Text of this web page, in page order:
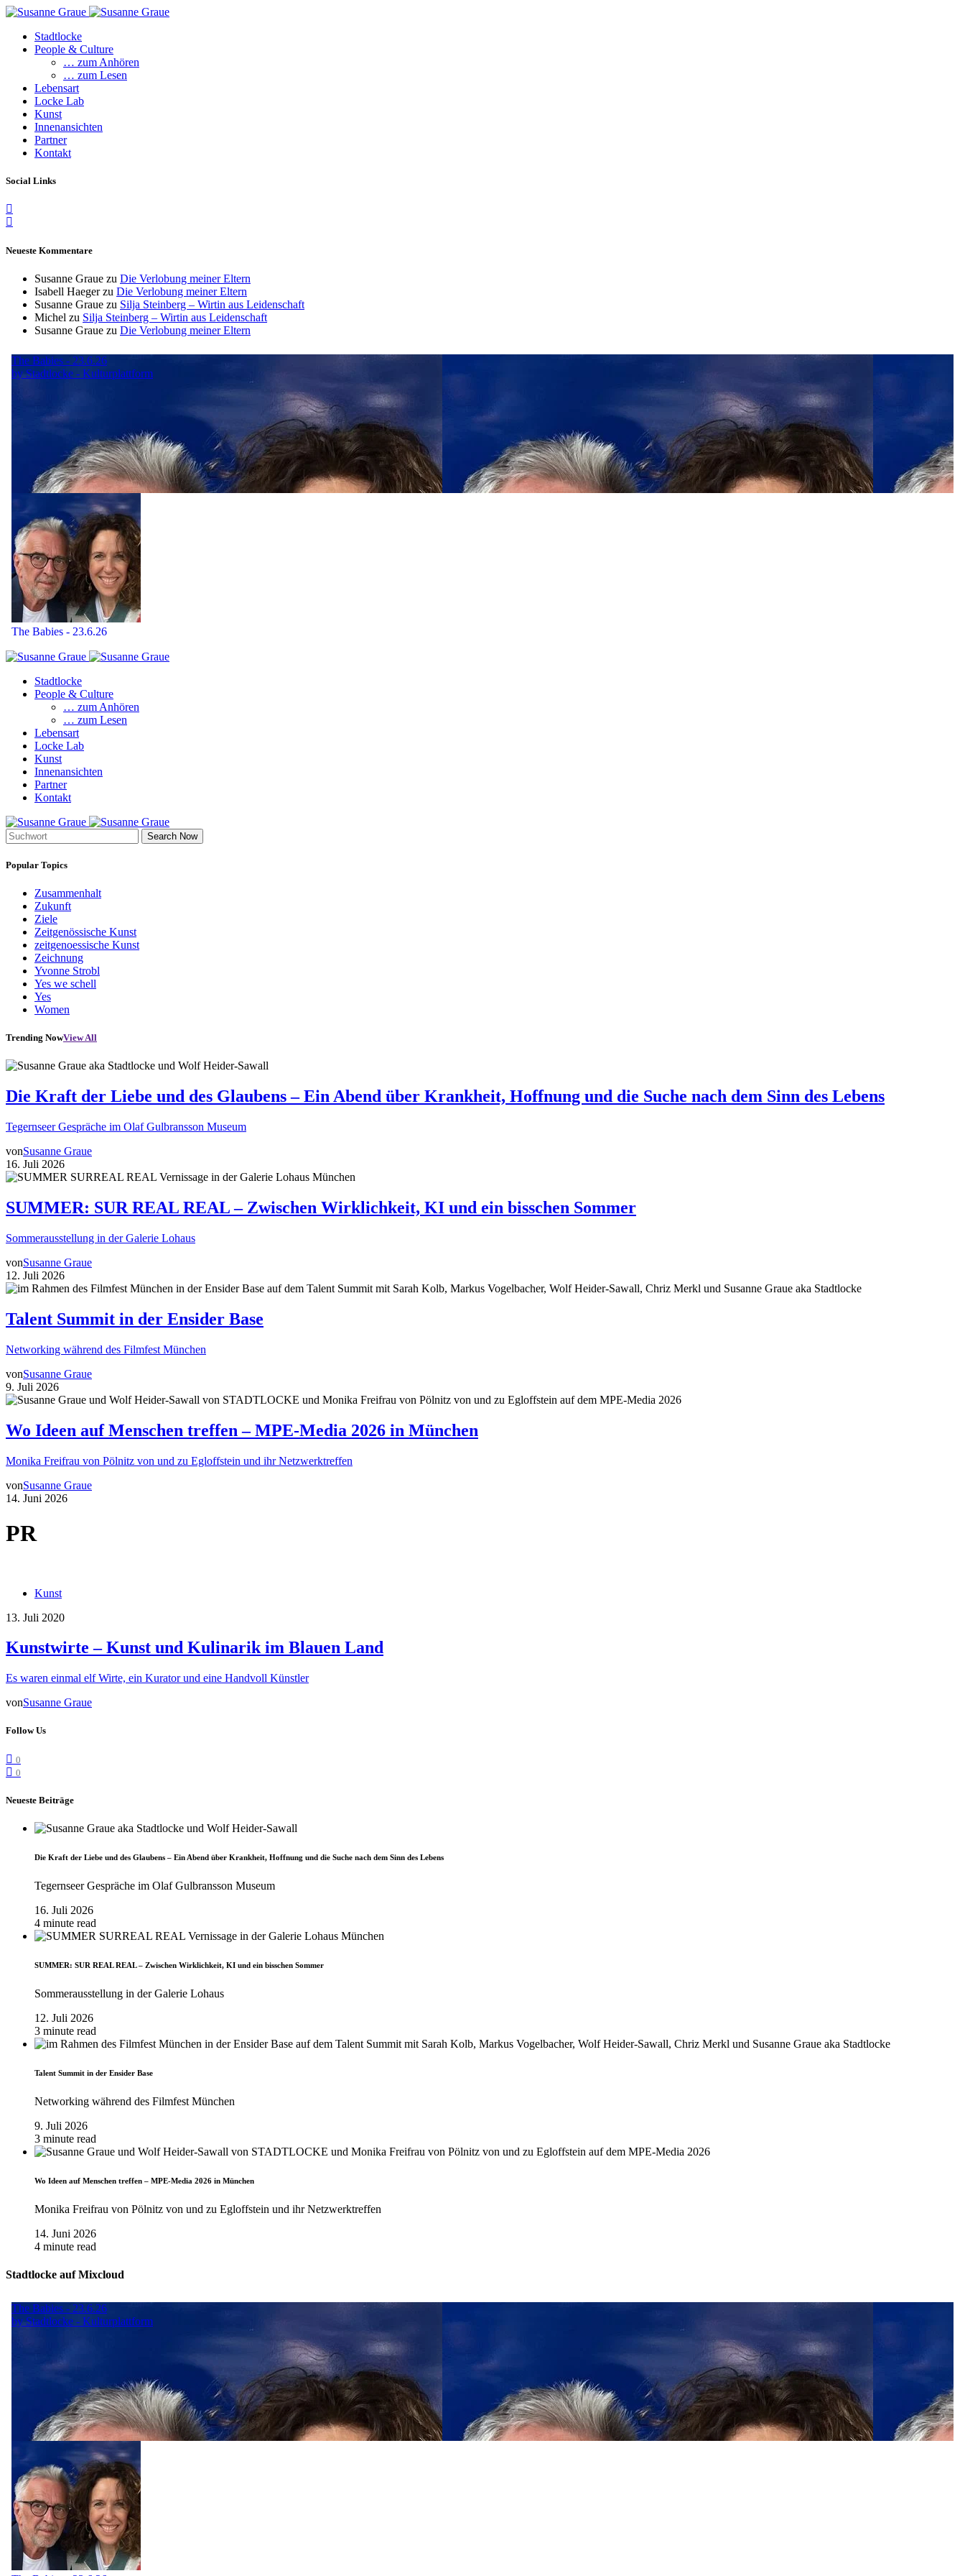
Stadtlocke
People & Culture
… zum Anhören
… zum Lesen
Lebensart
Locke Lab
Kunst
Innenansichten
Partner
Kontakt
Social Links
Neueste Kommentare
Susanne Graue zu Die Verlobung meiner Eltern
Isabell Haegerzu Die Verlobung meiner Eltern
Susanne Graue zu Silja Steinberg – Wirtin aus Leidenschaft
Michel zu Silja Steinberg – Wirtin aus Leidenschaft
Susanne Graue zu Die Verlobung meiner Eltern
Stadtlocke
People & Culture
… zum Anhören
… zum Lesen
Lebensart
Locke Lab
Kunst
Innenansichten
Partner
Kontakt
Search Now
Popular Topics
Zusammenhalt
Zukunft
Ziele
Zeitgenössische Kunst
zeitgenoessische Kunst
Zeichnung
Yvonne Strobl
Yes we schell
Yes
Women
Trending NowView All
Die Kraft der Liebe und des Glaubens – Ein Abend über Krankheit, Hoffnung und die Suche nach dem Sinn des Lebens
Tegernseer Gespräche im Olaf Gulbransson Museum
vonSusanne Graue
16. Juli 2026
SUMMER: SUR REAL REAL – Zwischen Wirklichkeit, KI und ein bisschen Sommer
Sommerausstellung in der Galerie Lohaus
vonSusanne Graue
12. Juli 2026
Talent Summit in der Ensider Base
Networking während des Filmfest München
vonSusanne Graue
9. Juli 2026
Wo Ideen auf Menschen treffen – MPE-Media 2026 in München
Monika Freifrau von Pölnitz von und zu Egloffstein und ihr Netzwerktreffen
vonSusanne Graue
14. Juni 2026
PR
Kunst
13. Juli 2020
Kunstwirte – Kunst und Kulinarik im Blauen Land
Es waren einmal elf Wirte, ein Kurator und eine Handvoll Künstler
vonSusanne Graue
Follow Us
0
0
Neueste Beiträge
Die Kraft der Liebe und des Glaubens – Ein Abend über Krankheit, Hoffnung und die Suche nach dem Sinn des Lebens
Tegernseer Gespräche im Olaf Gulbransson Museum
16. Juli 2026
4 minute read
SUMMER: SUR REAL REAL – Zwischen Wirklichkeit, KI und ein bisschen Sommer
Sommerausstellung in der Galerie Lohaus
12. Juli 2026
3 minute read
Talent Summit in der Ensider Base
Networking während des Filmfest München
9. Juli 2026
3 minute read
Wo Ideen auf Menschen treffen – MPE-Media 2026 in München
Monika Freifrau von Pölnitz von und zu Egloffstein und ihr Netzwerktreffen
14. Juni 2026
4 minute read
Stadtlocke auf Mixcloud